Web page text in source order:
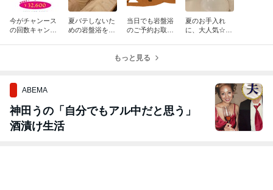
今がチャンース
の回数キャンペ
夏バテしないた
めの岩盤浴を楽
当日でも岩盤浴
のご予約お取り
夏のお手入れ
に、大人気☆店
もっと見る
ABEMA
神田うの「自分でもアル中だと思う」
酒漬け生活